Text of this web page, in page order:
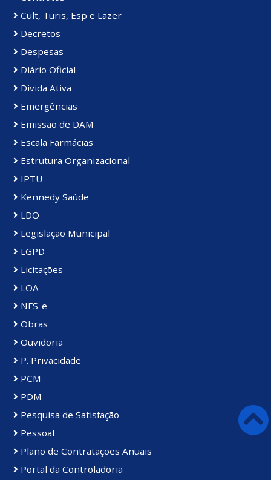
Cult, Turis, Esp e Lazer
Decretos
Despesas
Diário Oficial
Divida Ativa
Emergências
Emissão de DAM
Escala Farmácias
Estrutura Organizacional
IPTU
Kennedy Saúde
LDO
Legislação Municipal
LGPD
Licitações
LOA
NFS-e
Obras
Ouvidoria
P. Privacidade
PCM
PDM
Pesquisa de Satisfação
Pessoal
Plano de Contratações Anuais
Portal da Controladoria